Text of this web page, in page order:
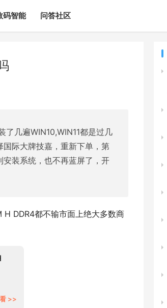
码智能 问答社区
几遍WIN10,WIN11都是过几
际大牌技嘉，重新下单，第
装系统，也不再蓝屏了，开
DDR4都不输市面上绝大多数商
>>